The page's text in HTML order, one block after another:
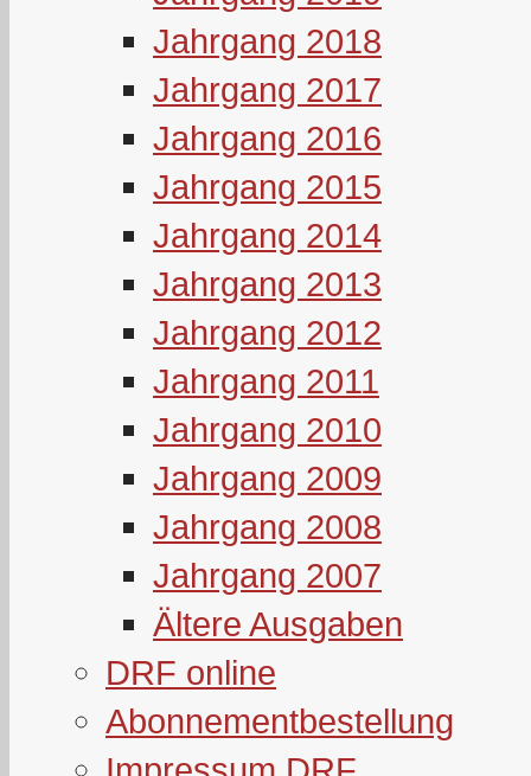
Jahrgang 2018
Jahrgang 2017
Jahrgang 2016
Jahrgang 2015
Jahrgang 2014
Jahrgang 2013
Jahrgang 2012
Jahrgang 2011
Jahrgang 2010
Jahrgang 2009
Jahrgang 2008
Jahrgang 2007
Ältere Ausgaben
DRF online
Abonnementbestellung